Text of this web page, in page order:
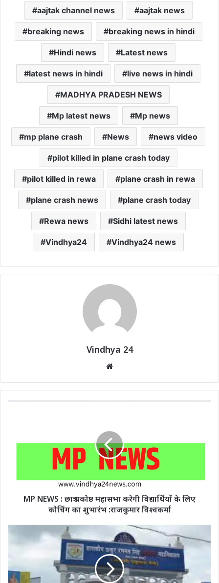
aajtak channel news aajtak news
breaking news breaking news in hindi
Hindi news Latest news
latest news in hindi live news in hindi
MADHYA PRADESH NEWS
Mp latest news Mp news
mp plane crash News news video
pilot killed in plane crash today
pilot killed in rewa plane crash in rewa
plane crash news plane crash today
Rewa news Sidhi latest news
Vindhya24 Vindhya24 news
Vindhya 24
MP NEWS : छात्र प्रकोष्ठ महासभा करेगी विद्यार्थियों के लिए
कोचिंग का शुभारंभ :राजकुमार विश्वकर्मा